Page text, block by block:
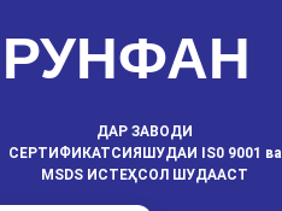
ДАР ЗАВОДИ
СЕРТИФИКАТСИЯШУДАИ IS0 9001 ва
MSDS ИСТЕҲСОЛ ШУДААСТ